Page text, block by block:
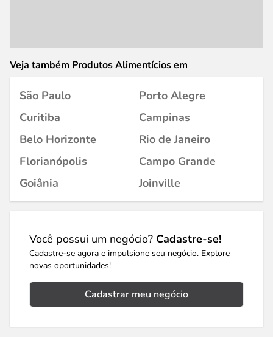
Veja também Produtos Alimentícios em
São Paulo
Porto Alegre
Curitiba
Campinas
Belo Horizonte
Rio de Janeiro
Florianópolis
Campo Grande
Goiânia
Joinville
Você possui um negócio? Cadastre-se!
Cadastre-se agora e impulsione seu negócio. Explore
novas oportunidades!
Cadastrar meu negócio